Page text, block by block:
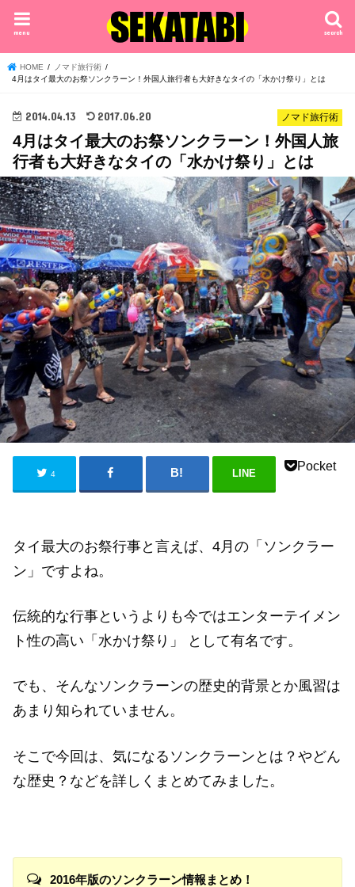
search
menu
HOME
ノマド旅行術
4月はタイ最大のお祭ソンクラーン！外国人旅行者も大好きなタイの「水かけ祭り」とは
ノマド旅行術
2014.04.13 2017.06.20
4月はタイ最大のお祭ソンクラーン！外国人旅
行者も大好きなタイの「水かけ祭り」とは
4 LINE
Pocket
タイ最大のお祭行事と言えば、4月の「ソンクラー
ン」ですよね。
伝統的な行事というよりも今ではエンターテイメン
ト性の高い「水かけ祭り」 として有名です。
でも、そんなソンクラーンの歴史的背景とか風習は
あまり知られていません。
そこで今回は、気になるソンクラーンとは？やどん
な歴史？などを詳しくまとめてみました。
2016年版のソンクラーン情報まとめ！